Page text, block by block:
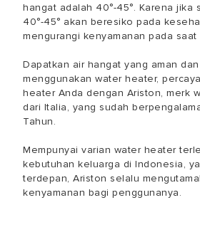
hangat adalah 40°-45°. Karena jika
40°-45° akan beresiko pada
mengurangi kenyamanan pada
Dapatkan air hangat yang aman
menggunakan water heater,
heater Anda dengan Ariston, merk
dari Italia, yang sudah
Tahun.
Mempunyai varian water heater
kebutuhan keluarga di Indonesia,
terdepan, Ariston selalu
kenyamanan bagi penggunanya.